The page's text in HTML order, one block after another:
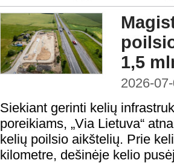
1,5
2026-
Siekiant gerinti kelių
poreikiams, „Via Lietuva“
kelių poilsio aikštelių. Prie
kilometre, dešinėje kelio